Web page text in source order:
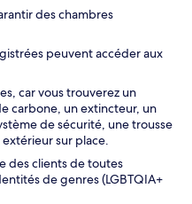
des chambres
peuvent accéder aux
car vous trouverez un
carbone, un extincteur, un
de sécurité, une trousse
sur place.
des clients de toutes
de genres (LGBTQIA+